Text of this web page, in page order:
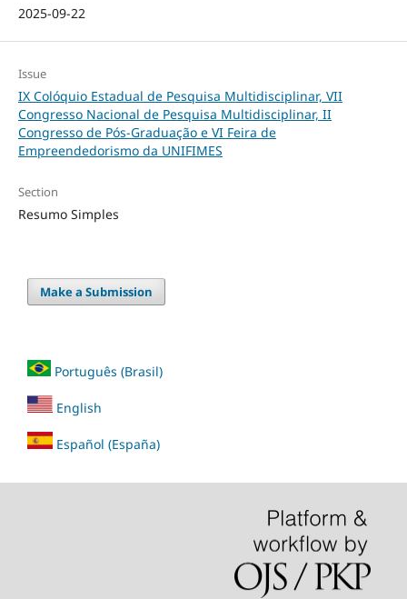
2025-09-22
Issue
IX Colóquio Estadual de Pesquisa Multidisciplinar, VII
Congresso Nacional de Pesquisa Multidisciplinar, II
Congresso de Pós-Graduação e VI Feira de
Empreendedorismo da UNIFIMES
Section
Resumo Simples
Make a Submission
Português (Brasil)
English
Español (España)